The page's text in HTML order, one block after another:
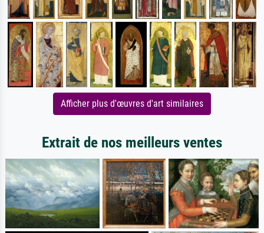
Afficher plus d'œuvres d'art similaires
Extrait de nos meilleurs ventes